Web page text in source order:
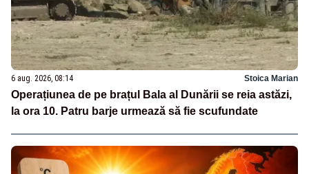
6 aug. 2026, 08:14 Stoica Marian
Operațiunea de pe brațul Bala al Dunării se reia astăzi,
la ora 10. Patru barje urmează să fie scufundate